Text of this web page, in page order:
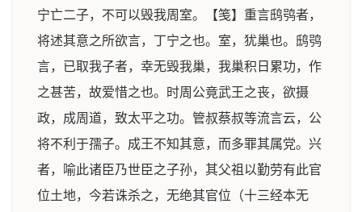
宁亡二子，不可以毁我周室。【笺】重言鸱鸮者，
将述其意之所欲言，丁宁之也。室，犹巢也。鸱鸮
言，已取我子者，幸无毁我巢，我巢积日累功，作
之甚苦，故爱惜之也。时周公竟武王之丧，欲摄
政，成周道，致太平之功。管叔蔡叔等流言云，公
将不利于孺子。成王不知其意，而多罪其属党。兴
者，喻此诸臣乃世臣之子孙，其父祖以勤劳有此官
位土地，今若诛杀之，无绝其官位（十三经本无